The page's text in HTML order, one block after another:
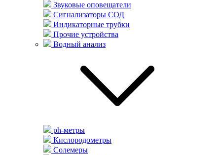
Звуковые оповещатели
Сигнализаторы СОД
Индикаторные трубки
Прочие устройства
Водный анализ
ph-метры
Кислородометры
Солемеры